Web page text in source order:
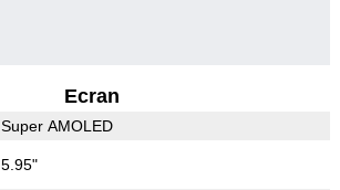
Ecran
Super AMOLED
5.95"